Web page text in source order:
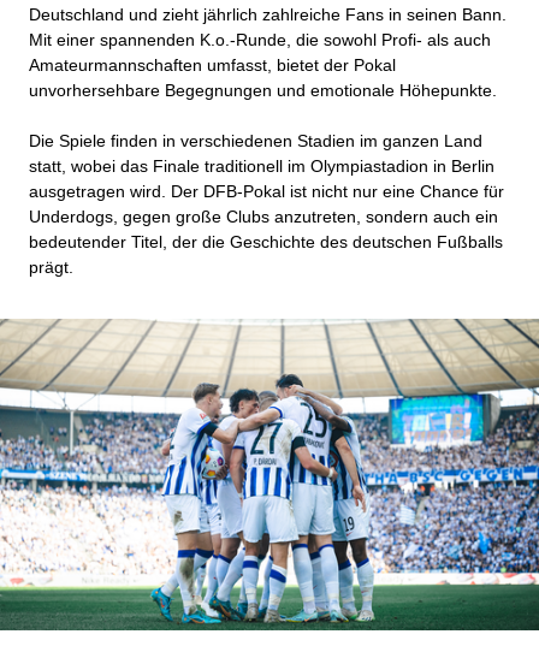
Deutschland und zieht jährlich zahlreiche Fans in seinen Bann.
Mit einer spannenden K.o.-Runde, die sowohl Profi- als auch
Amateurmannschaften umfasst, bietet der Pokal
unvorhersehbare Begegnungen und emotionale Höhepunkte.
Die Spiele finden in verschiedenen Stadien im ganzen Land
statt, wobei das Finale traditionell im Olympiastadion in Berlin
ausgetragen wird. Der DFB-Pokal ist nicht nur eine Chance für
Underdogs, gegen große Clubs anzutreten, sondern auch ein
bedeutender Titel, der die Geschichte des deutschen Fußballs
prägt.